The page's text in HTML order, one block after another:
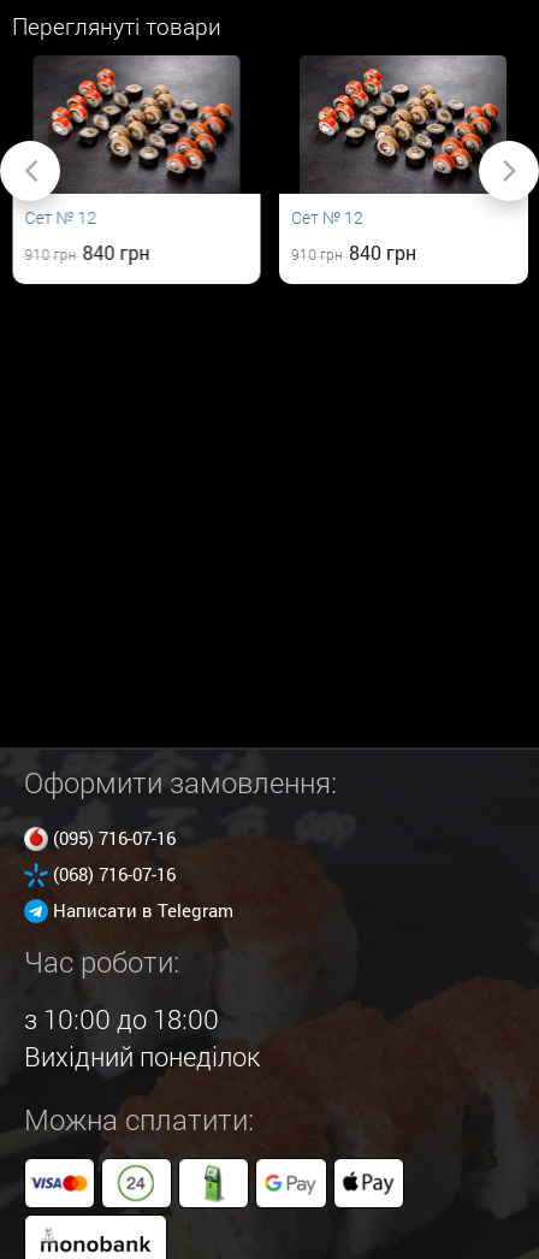
Переглянуті товари
Сет № 12
910 840
Сет № 12
910 840
Оформити замовлення:
(095) 716-07-16
(068) 716-07-16
Написати в Telegram
Час роботи:
з 10:00 до 18:00
Вихідний понеділок
Можна сплатити: